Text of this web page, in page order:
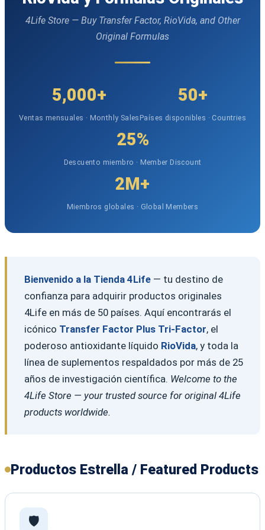
4Life Store — Buy Transfer Factor, RioVida, and Other
Original Formulas
5,000+
Ventas mensuales · Monthly Sales
50+
Países disponibles · Countries
25%
Descuento miembro · Member Discount
2M+
Miembros globales · Global Members
Bienvenido a la Tienda 4Life— tu destino de
confianza para adquirir productos originales
4Life en más de 50 países. Aquí encontrarás el
icónico Transfer Factor Plus Tri-Factor, el
poderoso antioxidante líquido RioVida, y toda la
línea de suplementos respaldados por más de 25
años de investigación científica. Welcome to the
4Life Store — your trusted source for original 4Life
products worldwide.
Productos Estrella / Featured Products
🛡️